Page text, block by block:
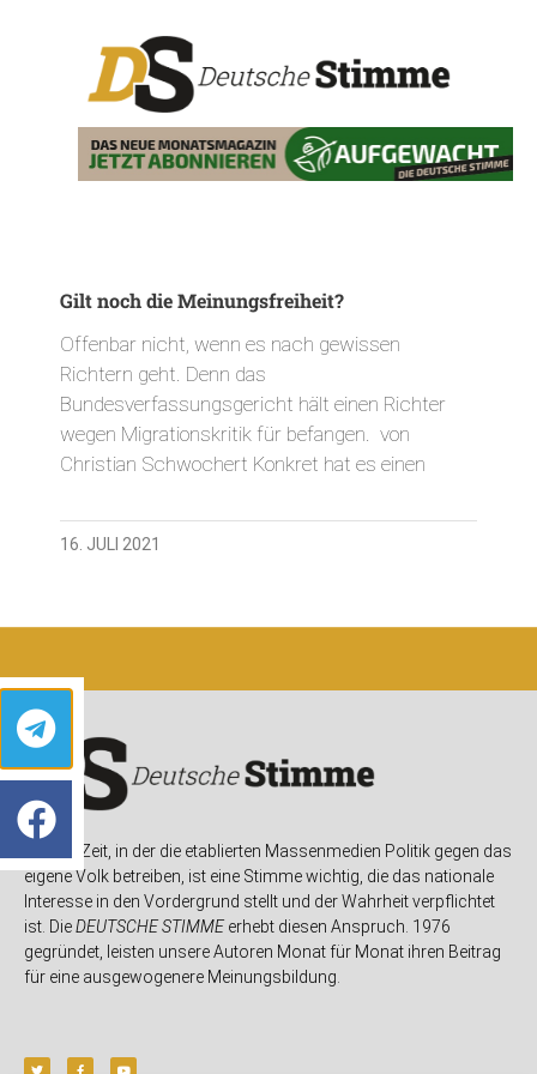
Gilt noch die Meinungsfreiheit?
Offenbar nicht, wenn es nach gewissen
Richtern geht. Denn das
Bundesverfassungsgericht hält einen Richter
wegen Migrationskritik für befangen. von
Christian Schwochert Konkret hat es einen
16. JULI 2021
In einer Zeit, in der die etablierten Massenmedien Politik gegen das
eigene Volk betreiben, ist eine Stimme wichtig, die das nationale
Interesse in den Vordergrund stellt und der Wahrheit verpflichtet
ist. DieDEUTSCHE STIMMEerhebt diesen Anspruch. 1976
gegründet, leisten unsere Autoren Monat für Monat ihren Beitrag
für eine ausgewogenere Meinungsbildung.